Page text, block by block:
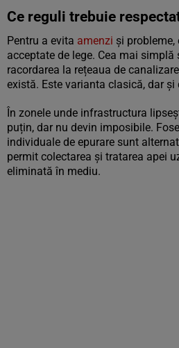
Ce reguli trebuie
Pentru a evita amenzi și
acceptate de lege. Cea mai
racordarea la rețeaua de
există. Este varianta clasică, dar și
În zonele unde infrastructura
puțin, dar nu devin imposibile.
individuale de epurare sunt
permit colectarea și tratarea apei
eliminată în mediu.